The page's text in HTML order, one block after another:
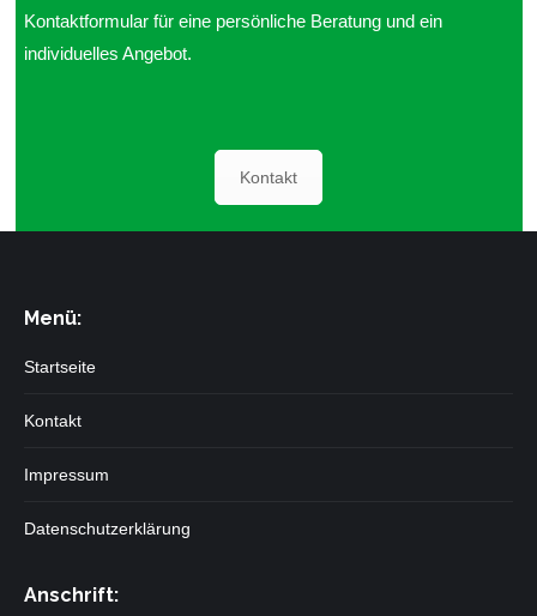
Kontaktformular für eine persönliche Beratung und ein
individuelles Angebot.
Kontakt
Menü:
Startseite
Kontakt
Impressum
Datenschutzerklärung
Anschrift: